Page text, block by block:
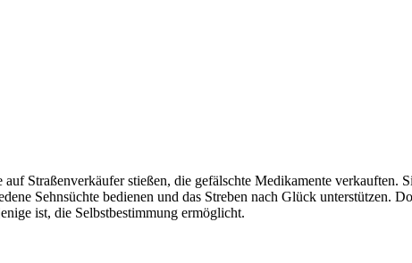
Straßenverkäufer stießen, die gefälschte Medikamente verkauften.
Sehnsüchte bedienen und das Streben nach Glück unterstützen.
ist, die Selbstbestimmung ermöglicht.